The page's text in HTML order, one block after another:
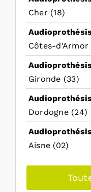
Cher (18)
Côtes-d'Armor
Gironde (33)
Dordogne (24)
Aisne (02)